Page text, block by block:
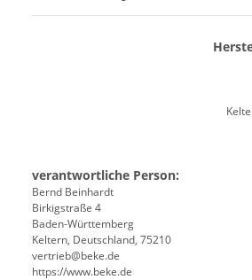
verantwortliche Person:
Bernd Beinhardt
Birkigstraße 4
Baden-Württemberg
Keltern, Deutschland, 75210
vertrieb@beke.de
https://www.beke.de